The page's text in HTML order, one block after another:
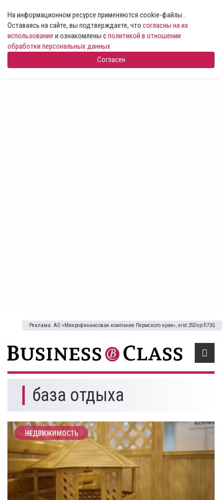
На информационном ресурсе применяются cookie-файлы .
Оставаясь на сайте, вы подтверждаете, что согласны на их
использование и ознакомлены сполитикой в отношении
обработки персональных данных
Согласен
Реклама: АО «Микрофинансовая компания Пермского края», erid:2SDnjcfi73Q
база отдыха
НЕДВИЖИМОСТЬ